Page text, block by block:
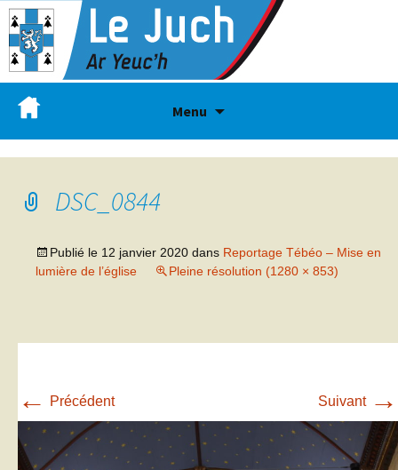
Menu
DSC_0844
Publié le 12 janvier 2020 dans Reportage Tébéo – Mise en
lumière de l’église
Pleine résolution (1280 × 853)
← Précédent Suivant →